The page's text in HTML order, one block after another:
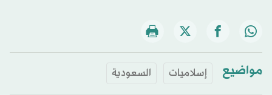
مواضيع إسلاميات السعودية